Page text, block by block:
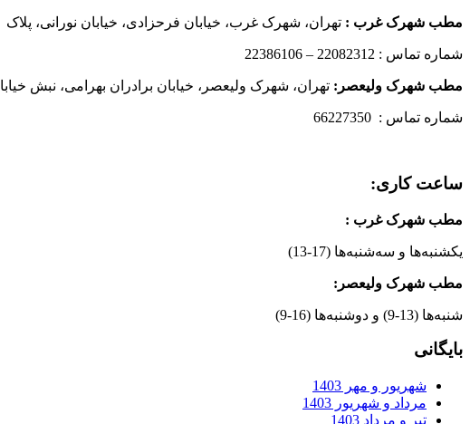
مطب شهرک غرب : تهران، شهرک غرب، خیابان فرحزادی، خیابان نورانی، پلاک ۴۱
شماره تماس : 22082312 – 22386106
مطب شهرک ولیعصر: تهران، شهرک ولیعصر، خیابان برادران بهرامی، نبش
شماره تماس : 66227350
ساعت کاری:
مطب شهرک غرب :
یکشنبه‌ها و سه‌شنبه‌ها (17-13)
مطب شهرک ولیعصر:
شنبه‌ها (13-9) و دوشنبه‌ها (16-9)
بایگانی
شهریور و مهر 1403
مرداد و شهریور 1403
تیر و مرداد 1403